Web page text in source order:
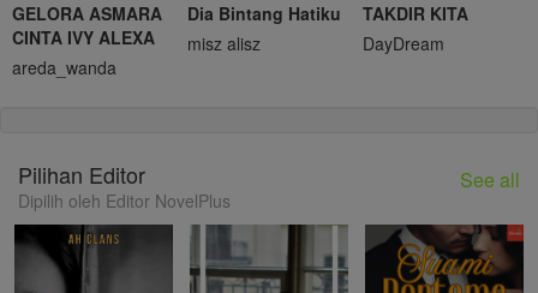
GELORA ASMARA
CINTA IVY ALEXA
areda_wanda
Dia Bintang Hatiku
misz alisz
TAKDIR KITA
DayDream
Pilihan Editor
Dipilih oleh Editor NovelPlus
See all